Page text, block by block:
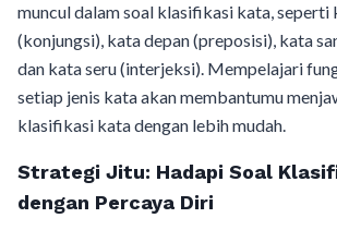
muncul dalam soal klasifikasi kata, seperti
(konjungsi), kata depan (preposisi), kata
dan kata seru (interjeksi). Mempelajari
setiap jenis kata akan membantumu
klasifikasi kata dengan lebih mudah.
Strategi Jitu: Hadapi Soal
dengan Percaya Diri